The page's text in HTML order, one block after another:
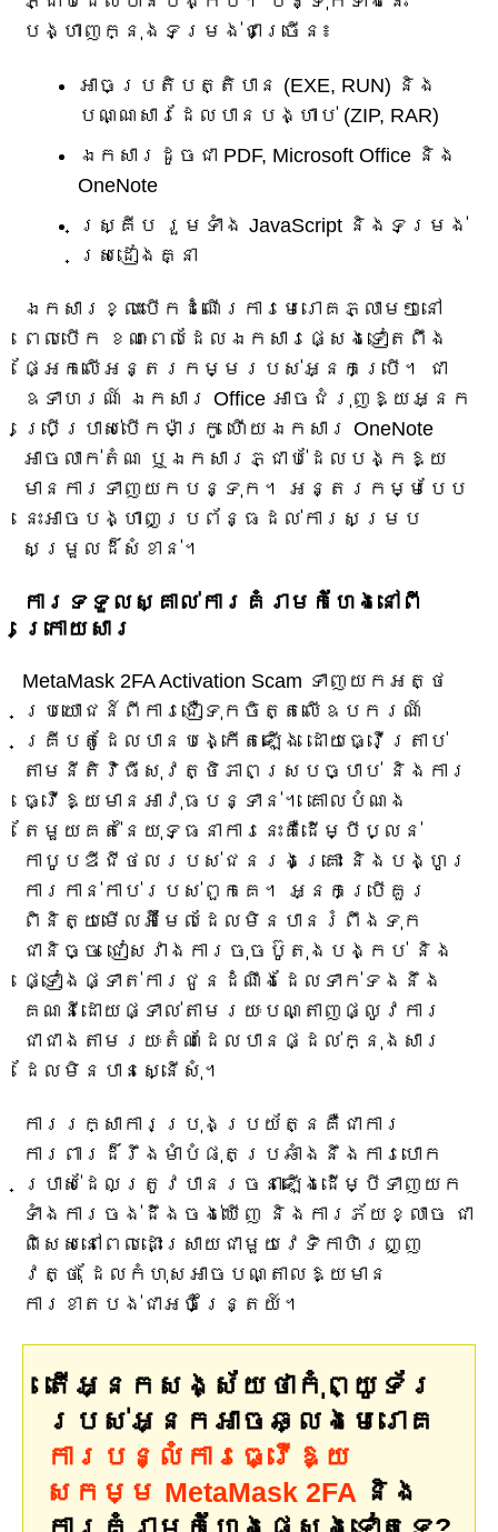
បង្ហាញក្នុងទម្រង់ជាច្រើន៖
អាចប្រតិបត្តិបាន (EXE, RUN) និង
បណ្ណសារដែលបានបង្ហាប់ (ZIP, RAR)
ឯកសារដូចជា PDF, Microsoft Office និង
OneNote
ស្គ្រីប រួមទាំង JavaScript និងទម្រង់
ស្រដៀងគ្នា
ឯកសារខ្លះបើកដំណើរការមេរោគភ្លាមៗនៅ
ពេលបើក ខណៈពេលដែលឯកសារផ្សេងទៀតពឹង
ផ្អែកលើអន្តរកម្មរបស់អ្នកប្រើ។ ជា
ឧទាហរណ៍ ឯកសារ Office អាចជំរុញឱ្យអ្នក
ប្រើប្រាស់បើកម៉ាក្រូ ហើយឯកសារ OneNote
អាចលាក់តំណ ឬឯកសារភ្ជាប់ដែលបង្កឱ្យ
មានការទាញយកបន្ទុក។ អន្តរកម្មបែប
នេះអាចបង្ហាញប្រព័ន្ធដល់ការសម្រប
សម្រួលដ៏សំខាន់។
ការទទួលស្គាល់ការគំរាមកំហែងនៅពី
ក្រោយសារ
MetaMask 2FA Activation Scam ទាញយកអត្ថ
ប្រយោជន៍ពីការជឿទុកចិត្តលើឧបករណ៍
គ្រីបតូដែលបានបង្កើតឡើង ដោយធ្វើត្រាប់
តាមនីតិវិធីសុវត្ថិភាពស្របច្បាប់ និងការ
ធ្វើឱ្យមានអាវុធបន្ទាន់។ គោលបំណង
តែមួយគត់នៃយុទ្ធនាការនេះគឺដើម្បីប្លន់
កាបូបឌីជីថលរបស់ជនរងគ្រោះ និងបង្ហូរ
ការកាន់កាប់របស់ពួកគេ។ អ្នក​ប្រើ​គួរ​
ពិនិត្យ​មើល​អ៊ីមែល​ដែល​មិន​បាន​រំពឹង​ទុក​
ជានិច្ច ជៀសវាង​ការ​ចុច​ប៊ូតុង​បង្កប់ និង​
ផ្ទៀងផ្ទាត់​ការ​ជូន​ដំណឹង​ដែល​ទាក់ទង​នឹង​
គណនី​ដោយ​ផ្ទាល់​តាម​រយៈ​បណ្តាញ​ផ្លូវ​ការ
ជាជាង​តាម​រយៈ​តំណ​ដែល​បាន​ផ្ដល់​ក្នុង​សារ​
ដែល​មិន​បាន​ស្នើសុំ។
ការរក្សាការប្រុងប្រយ័ត្នគឺជាការ
ការពារដ៏រឹងមាំបំផុតប្រឆាំងនឹងការបោក
ប្រាស់ដែលត្រូវបានរចនាឡើងដើម្បីទាញយក
ទាំងការចង់ដឹងចង់ឃើញ និងការភ័យខ្លាច ជា
ពិសេសនៅពេលដោះស្រាយជាមួយវេទិកាហិរញ្ញ
វត្ថុ ដែលកំហុសអាចបណ្តាលឱ្យមាន
ការខាតបង់ជាអចិន្ត្រៃយ៍។
តើអ្នកសង្ស័យថាកុំព្យូទ័រ
របស់អ្នកអាចឆ្លងមេរោគ
ការបន្លំការធ្វើឱ្យ
សកម្ម MetaMask 2FA និង